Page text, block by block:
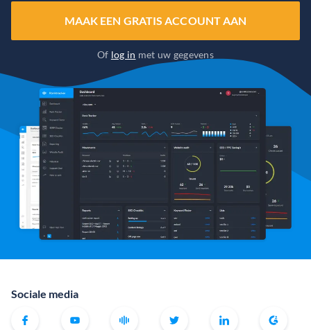
MAAK EEN GRATIS ACCOUNT AAN
Of log in met uw gegevens
Sociale media